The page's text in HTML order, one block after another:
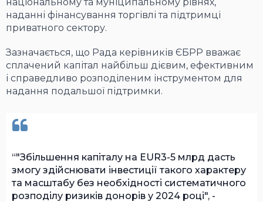
наданні фінансування торгівлі та підтримці
приватного сектору.
Зазначається, що Рада керівників ЄБРР вважає
сплачений капітал найбільш дієвим, ефективним
і справедливо розподіленим інструментом для
надання подальшої підтримки.
"Збільшення капіталу на EUR3-5 млрд дасть
змогу здійснювати інвестиції такого характеру
та масштабу без необхідності систематичного
розподілу ризиків донорів у 2024 році", -